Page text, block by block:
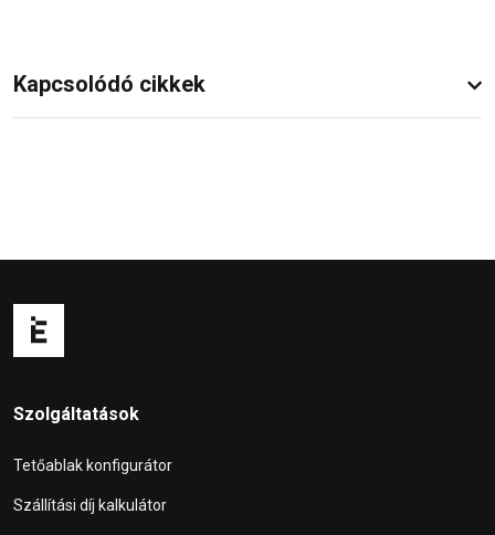
Kapcsolódó cikkek
Szolgáltatások
Tetőablak konfigurátor
Szállítási díj kalkulátor